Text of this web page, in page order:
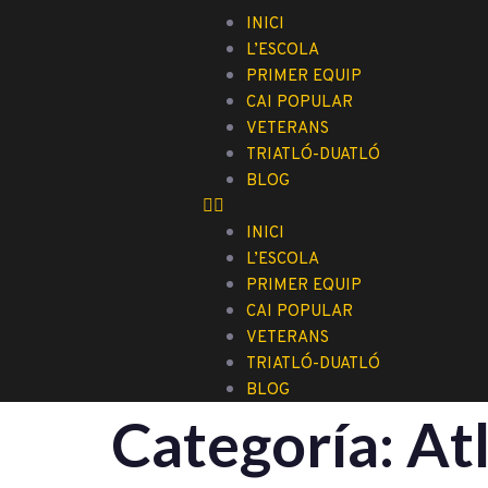
INICI
L’ESCOLA
PRIMER EQUIP
CAI POPULAR
VETERANS
TRIATLÓ-DUATLÓ
BLOG
INICI
L’ESCOLA
PRIMER EQUIP
CAI POPULAR
VETERANS
TRIATLÓ-DUATLÓ
BLOG
Categoría: